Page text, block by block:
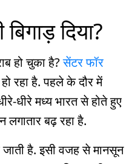
दिया?
हो चुका है?सेंटर फॉर
रहा है. पहले के दौर में
धीरे मध्य भारत से होते हुए
लगातार बढ़ रहा है.
जाती है. इसी वजह से मानसून